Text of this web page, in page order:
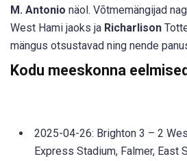
M. Antonio näol. Võtmemängijad
West Hami jaoks ja Richarlison
mängus otsustavad ning nende
Kodu meeskonna
2025-04-26: Brighton 3 – 2
Express Stadium, Falmer, East